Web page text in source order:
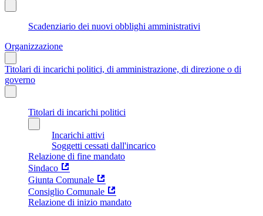
Scadenziario dei nuovi obblighi amministrativi
Organizzazione
Titolari di incarichi politici, di amministrazione, di direzione o di
governo
Titolari di incarichi politici
Incarichi attivi
Soggetti cessati dall'incarico
Relazione di fine mandato
Sindaco
Giunta Comunale
Consiglio Comunale
Relazione di inizio mandato